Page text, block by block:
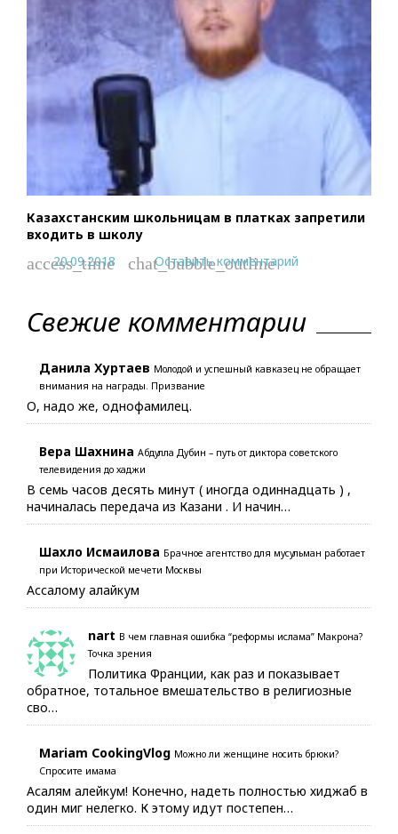
Казахстанским школьницам в платках запретили
входить в школу
access_time
20.09.2018 chat_bubble_outline
Оставить комментарий
Свежие комментарии
Данила Хуртаев Молодой и успешный кавказец не обращает
внимания на награды. Призвание
О, надо же, однофамилец.
Вера Шахнина Абдулла Дубин – путь от диктора советского
телевидения до хаджи
В семь часов десять минут ( иногда одиннадцать ) ,
начиналась передача из Казани . И начин…
Шахло Исмаилова Брачное агентство для мусульман работает
при Исторической мечети Москвы
Ассалому алайкум
nart В чем главная ошибка “реформы ислама” Макрона?
Точка зрения
Политика Франции, как раз и показывает
обратное, тотальное вмешательство в религиозные
сво…
Mariam CookingVlog Можно ли женщине носить брюки?
Спросите имама
Асалям алейкум! Конечно, надеть полностью хиджаб в
один миг нелегко. К этому идут постепен…